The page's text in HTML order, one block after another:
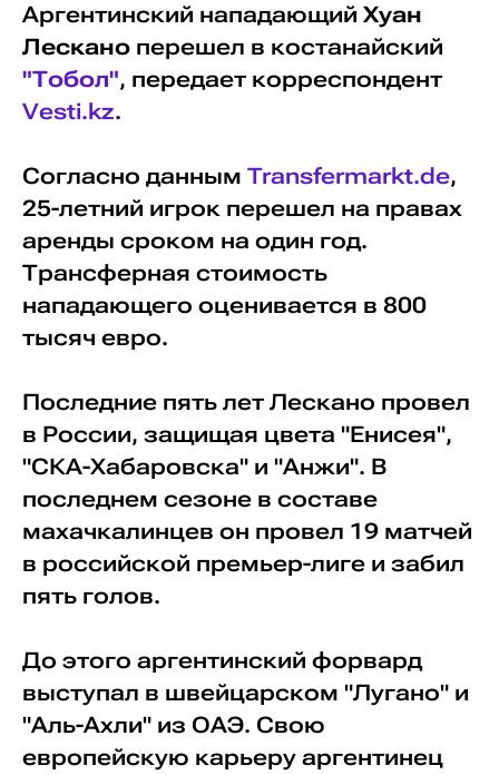
Аргентинский нападающий Хуан
Лесканоперешел в костанайский
"Тобол", передает корреспондент
Vesti.kz.
Согласно данным Transfermarkt.de,
25-летний игрок перешел на правах
аренды сроком на один год.
Трансферная стоимость
нападающего оценивается в 800
тысяч евро.
Последние пять лет Лескано провел
в России, защищая цвета "Енисея",
"СКА-Хабаровска" и "Анжи". В
последнем сезоне в составе
махачкалинцев он провел 19 матчей
в российской премьер-лиге и забил
пять голов.
До этого аргентинский форвард
выступал в швейцарском "Лугано" и
"Аль-Ахли" из ОАЭ. Свою
европейскую карьеру аргентинец